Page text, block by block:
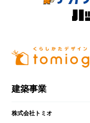
建築事業
株式会社トミオ